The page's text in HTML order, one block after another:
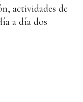
actividades de
a día dos